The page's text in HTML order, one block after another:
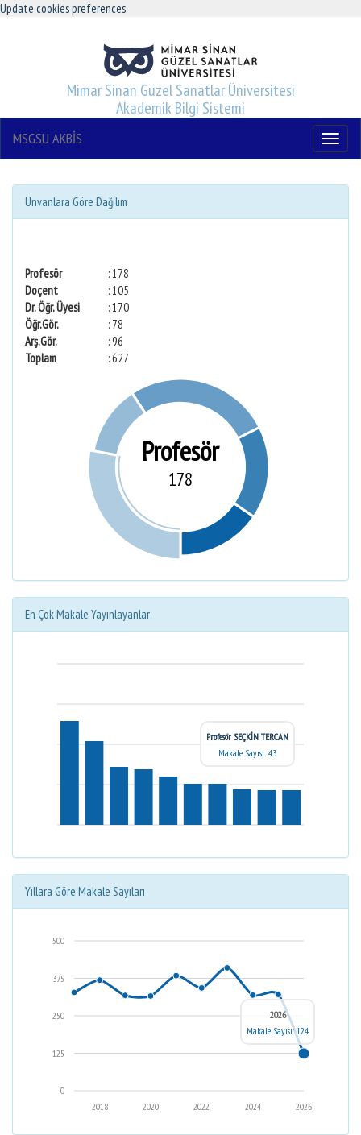
Update cookies preferences
Mimar Sinan Güzel Sanatlar Üniversitesi
Akademik Bilgi Sistemi
Menu
MSGSU AKBİS
Unvanlara Göre Dağılım
Profesör
: 178
Doçent
: 105
Dr. Öğr. Üyesi
: 170
Öğr.Gör.
: 78
Arş.Gör.
: 96
Toplam
: 627
Profesör
178
En Çok Makale Yayınlayanlar
Profesör SEÇKİN TERCAN
Makale Sayısı: 43
Yıllara Göre Makale Sayıları
0
125
250
375
500
2026
2024
2022
2020
2018
2026
Makale Sayısı: 124